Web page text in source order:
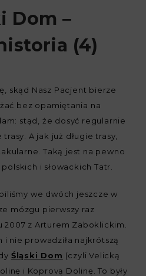
Dom –
(4)
skąd Nasz Pacjent bierze
bez opamiętania na
stąd, że dosyć regularnie
A jak już długie trasy,
Taką jest na pewno
i słowackich Tatr.
we dwóch jeszcze w
mózgu pierwszy raz
2007 z Arturem Zaboklickim.
i nie prowadziła najkrótszą
Śląski Dom (czyli Velicką
i Koprovą Dolinę. To były